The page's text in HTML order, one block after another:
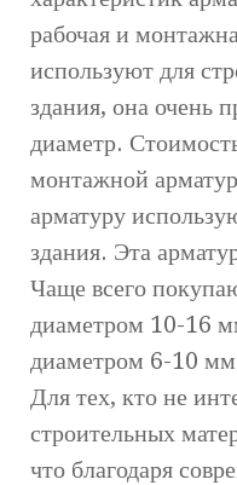
рабочая и
используют для
здания, она очень
диаметр.
монтажной
арматуру
здания. Эта
Чаще всего
диаметром 10-16
диаметром 6-10
Для тех, кто не
строительных
что благодаря